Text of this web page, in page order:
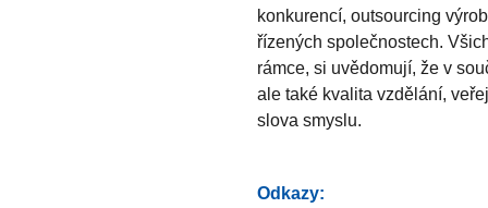
konkurencí, outsourcing
řízených společnostech.
rámce, si uvědomují, že v
ale také kvalita vzdělání,
slova smyslu.
Odkazy: